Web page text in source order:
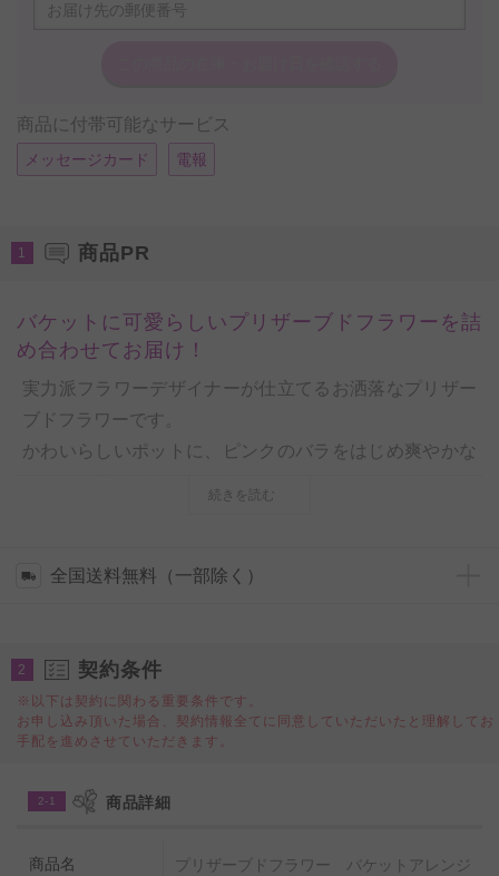
商品に付帯可能なサービス
メッセージカード 電報
1 商品PR
バケットに可愛らしいプリザーブドフラワーを詰
め合わせてお届け！
実力派フラワーデザイナーが仕立てるお洒落なプリザー
ブドフラワーです。
かわいらしいポットに、ピンクのバラをはじめ爽やかな
は、お部屋のインテリアとしての利用はもちろん、感謝
◆デザイナー名：西名 美和子（にしな みわこ）
◆デザイナー略歴：デンマークの有名デザイナー「ニコ
務めた後独立し、Precient内にプライベート・ラボを設
Christian Dior、CHAUMETなど有名ブランド店から、
続きを読む
全国送料無料（一部除く）
2 契約条件
※以下は契約に関わる重要条件です。
お申し込み頂いた場合、契約情報全てに同意していただいたと理解してお
手配を進めさせていただきます。
2-1 商品詳細
商品名 プリザーブドフラワー バケットアレンジ